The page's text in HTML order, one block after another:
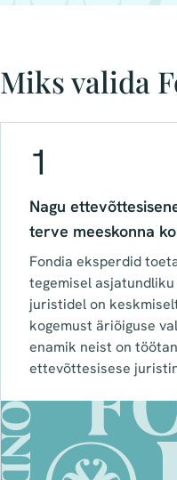
Miks valida
1
Nagu
terve meeskonna
Fondia eksperdid
tegemisel asjatundliku
juristidel on
kogemust äriõiguse
enamik neist on
ettevõttesisese